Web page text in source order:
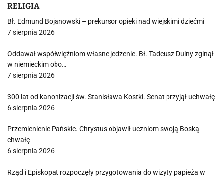
RELIGIA
Bł. Edmund Bojanowski – prekursor opieki nad wiejskimi dziećmi
7 sierpnia 2026
Oddawał współwięźniom własne jedzenie. Bł. Tadeusz Dulny zginął
w niemieckim obo…
7 sierpnia 2026
300 lat od kanonizacji św. Stanisława Kostki. Senat przyjął uchwałę
6 sierpnia 2026
Przemienienie Pańskie. Chrystus objawił uczniom swoją Boską
chwałę
6 sierpnia 2026
Rząd i Episkopat rozpoczęły przygotowania do wizyty papieża w